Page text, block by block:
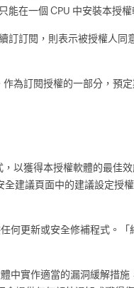
在一個 CPU 中安裝本授權
訂閱，則表示被授權人同
為訂閱授權的一部分，預
以獲得本授權軟體的最佳
建議頁面中的建議設定授
何更新或安全修補程式。
中實作適當的漏洞緩解措